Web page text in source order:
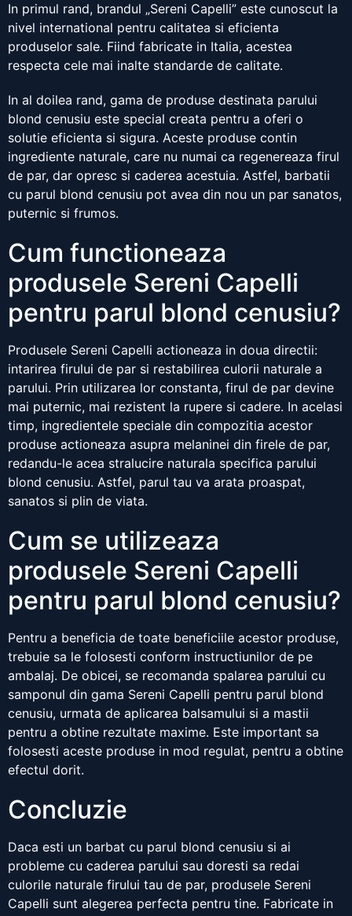
In primul rand, brandul „Sereni Capelli” este cunoscut la
nivel international pentru calitatea si eficienta
produselor sale. Fiind fabricate in Italia, acestea
respecta cele mai inalte standarde de calitate.
In al doilea rand, gama de produse destinata parului
blond cenusiu este special creata pentru a oferi o
solutie eficienta si sigura. Aceste produse contin
ingrediente naturale, care nu numai ca regenereaza firul
de par, dar opresc si caderea acestuia. Astfel, barbatii
cu parul blond cenusiu pot avea din nou un par sanatos,
puternic si frumos.
Cum functioneaza
produsele Sereni Capelli
pentru parul blond cenusiu?
Produsele Sereni Capelli actioneaza in doua directii:
intarirea firului de par si restabilirea culorii naturale a
parului. Prin utilizarea lor constanta, firul de par devine
mai puternic, mai rezistent la rupere si cadere. In acelasi
timp, ingredientele speciale din compozitia acestor
produse actioneaza asupra melaninei din firele de par,
redandu-le acea stralucire naturala specifica parului
blond cenusiu. Astfel, parul tau va arata proaspat,
sanatos si plin de viata.
Cum se utilizeaza
produsele Sereni Capelli
pentru parul blond cenusiu?
Pentru a beneficia de toate beneficiile acestor produse,
trebuie sa le folosesti conform instructiunilor de pe
ambalaj. De obicei, se recomanda spalarea parului cu
samponul din gama Sereni Capelli pentru parul blond
cenusiu, urmata de aplicarea balsamului si a mastii
pentru a obtine rezultate maxime. Este important sa
folosesti aceste produse in mod regulat, pentru a obtine
efectul dorit.
Concluzie
Daca esti un barbat cu parul blond cenusiu si ai
probleme cu caderea parului sau doresti sa redai
culorile naturale firului tau de par, produsele Sereni
Capelli sunt alegerea perfecta pentru tine. Fabricate in